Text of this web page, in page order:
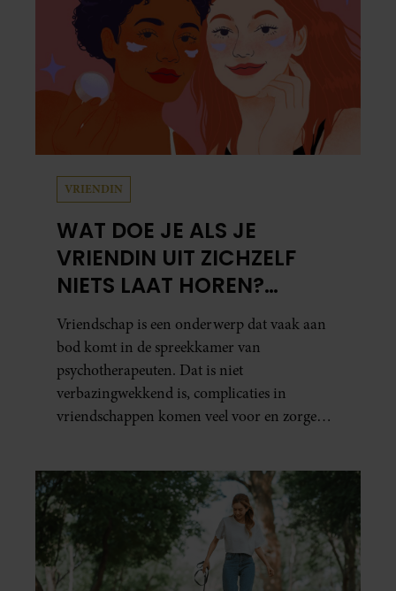
VRIENDIN
WAT DOE JE ALS JE
VRIENDIN UIT ZICHZELF
NIETS LAAT HOREN?
PSYCHOTHERAPEUT
MARTINE GEEFT ADVIES.
Vriendschap is een onderwerp dat vaak aan
bod komt in de spreekkamer van
psychotherapeuten. Dat is niet
verbazingwekkend is, complicaties in
vriendschappen komen veel voor en zorgen